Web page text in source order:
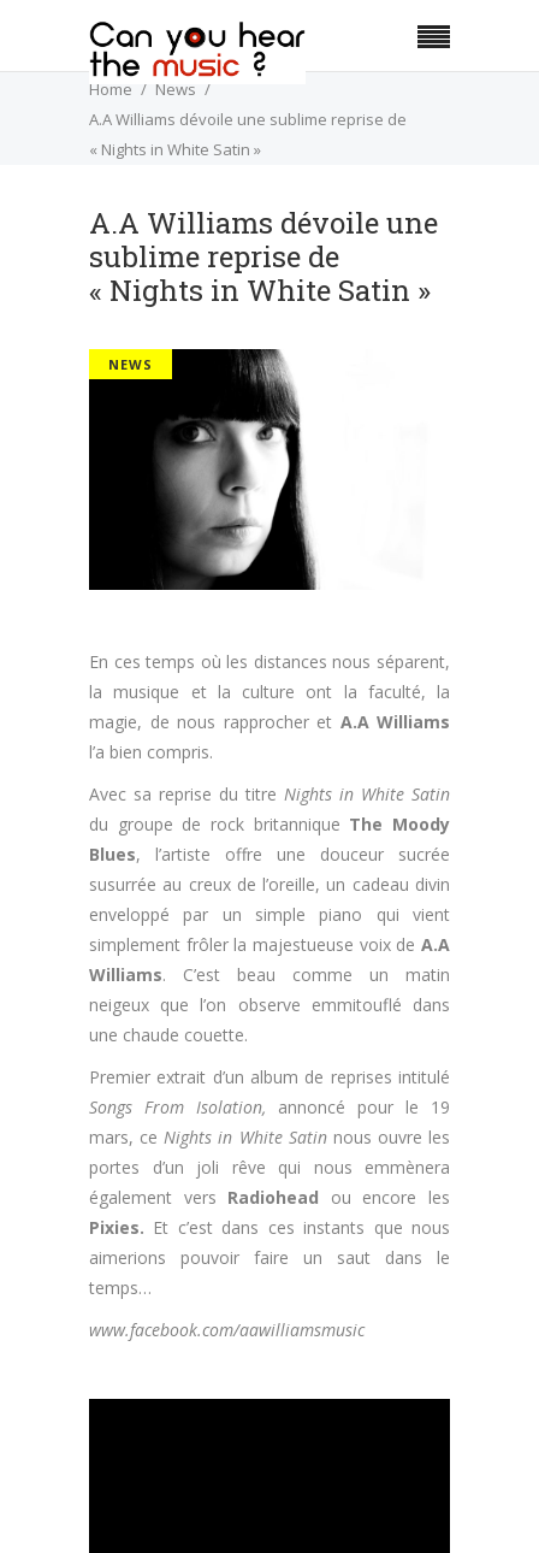
Home
News
A.A Williams dévoile une sublime reprise de
« Nights in White Satin »
A.A Williams dévoile une
sublime reprise de
« Nights in White Satin »
NEWS
En ces temps où les distances nous séparent,
la musique et la culture ont la faculté, la
magie, de nous rapprocher et A.A Williams
l’a bien compris.
Avec sa reprise du titre Nights in White Satin
du groupe de rock britannique The Moody
Blues, l’artiste offre une douceur sucrée
susurrée au creux de l’oreille, un cadeau divin
enveloppé par un simple piano qui vient
simplement frôler la majestueuse voix de A.A
Williams. C’est beau comme un matin
neigeux que l’on observe emmitouflé dans
une chaude couette.
Premier extrait d’un album de reprises intitulé
Songs From Isolation, annoncé pour le 19
mars, ceNights in White Satinnous ouvre les
portes d’un joli rêve qui nous emmènera
également vers Radiohead ou encore les
Pixies. Et c’est dans ces instants que nous
aimerions pouvoir faire un saut dans le
temps…
www.facebook.com/aawilliamsmusic